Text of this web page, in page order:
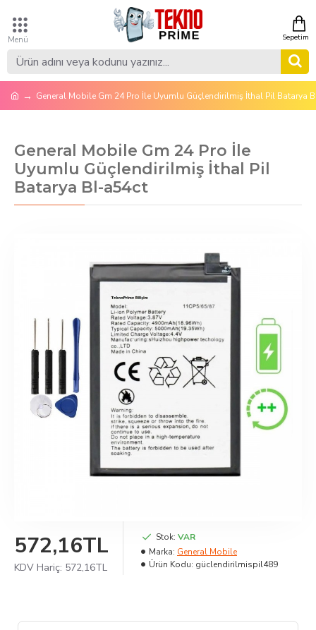
General Mobile Gm 24 Pro İle Uyumlu Güçlendirilmiş İthal Pil Batarya
General Mobile Gm 24 Pro İle
Uyumlu Güçlendirilmiş İthal Pil
Batarya Bl-a54ct
572,16TL
KDV Hariç: 572,16TL
Stok: VAR
Marka: General Mobile
Ürün Kodu: güclendirilmispil489